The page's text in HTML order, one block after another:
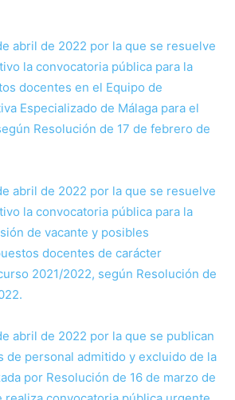
abril de 2022 por la que se resuelve
la convocatoria pública para la
docentes en el Equipo de
Especializado de Málaga para el
Resolución de 17 de febrero de
abril de 2022 por la que se resuelve
la convocatoria pública para la
de vacante y posibles
docentes de carácter
2021/2022, según Resolución de
abril de 2022 por la que se publican
de personal admitido y excluido de la
por Resolución de 16 de marzo de